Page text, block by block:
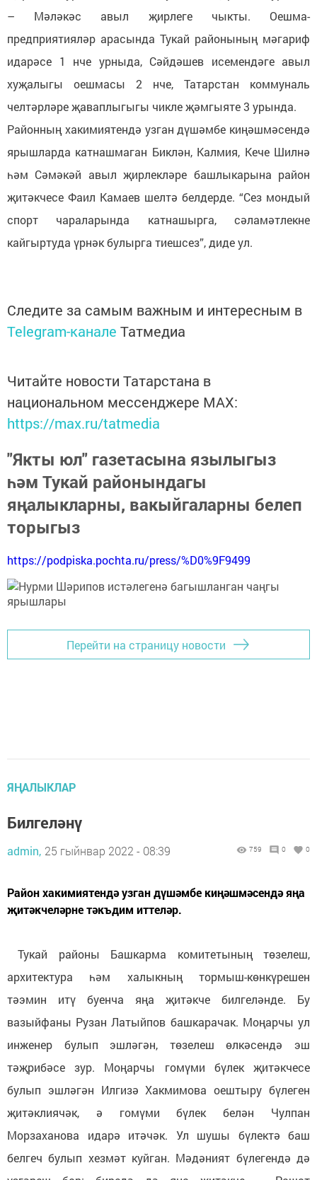
– Мәләкәс авыл җирлеге чыкты. Оешма-
предприятияләр арасында Тукай районының мәгариф
идарәсе 1 нче урныда, Сәйдәшев исемендәге авыл
хуҗалыгы оешмасы 2 нче, Татарстан коммуналь
челтәрләре җаваплыгыгы чикле җәмгыяте 3 урында.
Районның хакимиятендә узган дүшәмбе киңәшмәсендә
ярышларда катнашмаган Биклән, Калмия, Кече Шилнә
һәм Сәмәкәй авыл җирлекләре башлыкарына район
җитәкчесе Фаил Камаев шелтә белдерде. “Сез мондый
спорт чараларында катнашырга, сәламәтлекне
кайгыртуда үрнәк булырга тиешсез”, диде ул.
Следите за самым важным и интересным в
Telegram-канале Татмедиа
Читайте новости Татарстана в
национальном мессенджере MАХ:
https://max.ru/tatmedia
"Якты юл" газетасына язылыгыз
һәм Тукай районындагы
яңалыкларны, вакыйгаларны белеп
торыгыз
https://podpiska.pochta.ru/press/%D0%9F9499
Перейти на страницу новости
ЯҢАЛЫКЛАР
Билгеләнү
admin, 25 гыйнвар 2022 - 08:39 759 0 0
Район хакимиятендә узган дүшәмбе киңәшмәсендә яңа
җитәкчеләрне тәкъдим иттеләр.
Тукай районы Башкарма комитетының төзелеш,
архитектура һәм халыкның тормыш-көнкүрешен
тәэмин итү буенча яңа җитәкче билгеләнде. Бу
вазыйфаны Рузан Латыйпов башкарачак. Моңарчы ул
инженер булып эшләгән, төзелеш өлкәсендә эш
тәҗрибәсе зур. Моңарчы гомүми бүлек җитәкчесе
булып эшләгән Илгизә Хакмимова оештыру бүлеген
җитәклиячәк, ә гомүми бүлек белән Чулпан
Морзаханова идарә итәчәк. Ул шушы бүлектә баш
белгеч булып хезмәт куйган. Мәдәният бүлегендә дә